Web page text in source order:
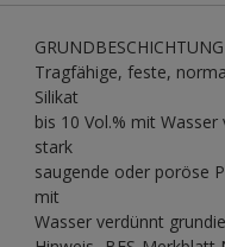
GRUNDBESCHICHTUNG
Tragfähige, feste,
Silikat
bis 10 Vol.% mit
stark
saugende oder poröse
mit
Wasser verdünnt